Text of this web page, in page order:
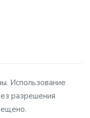
Использование
разрешения